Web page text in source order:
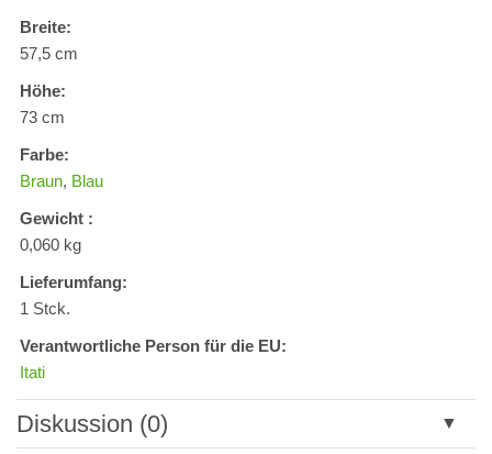
Breite:
57,5 cm
Höhe:
73 cm
Farbe:
Braun, Blau
Gewicht :
0,060 kg
Lieferumfang:
1 Stck.
Verantwortliche Person für die EU:
Itati
Diskussion (0)